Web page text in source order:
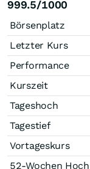
999.5/1000
Börsenplatz
Letzter Kurs
Performance
Kurszeit
Tageshoch
Tagestief
Vortageskurs
52-Wochen Hoch